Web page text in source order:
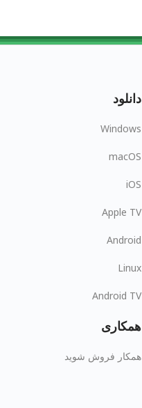
دانلود
Windows
macOS
iOS
Apple TV
Android
Linux
Android TV
همکاری
همکار فروش شوید